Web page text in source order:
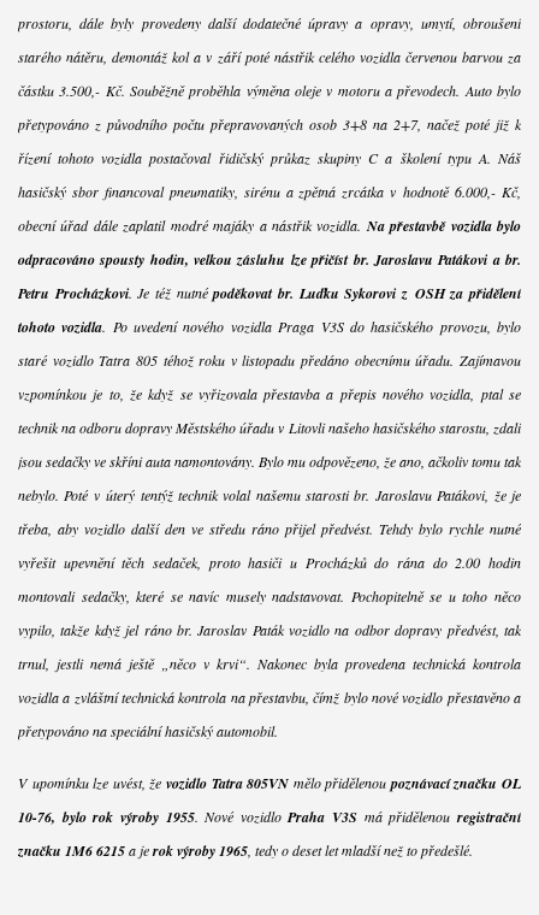
prostoru, dále byly provedeny další dodatečné úpravy a opravy, umytí, obroušení
starého nátěru, demontáž kol a v září poté nástřik celého vozidla červenou barvou za
částku 3.500,- Kč. Souběžně proběhla výměna oleje v motoru a převodech. Auto bylo
přetypováno z původního počtu přepravovaných osob 3+8 na 2+7, načež poté již k
řízení tohoto vozidla postačoval řidičský průkaz skupiny C a školení typu A. Náš
hasičský sbor financoval pneumatiky, sirénu a zpětná zrcátka v hodnotě 6.000,- Kč,
obecní úřad dále zaplatil modré majáky a nástřik vozidla. Na přestavbě vozidla bylo
odpracováno spousty hodin, velkou zásluhu lze přičíst br. Jaroslavu Patákovi a br.
Petru Procházkovi. Je též nutnépoděkovat br. Luďku Sykorovi z OSH za přidělení
tohoto vozidla. Po uvedení nového vozidla Praga V3S do hasičského provozu, bylo
staré vozidlo Tatra 805 téhož roku v listopadu předáno obecnímu úřadu. Zajímavou
vzpomínkou je to, že když se vyřizovala přestavba a přepis nového vozidla, ptal se
technik na odboru dopravy Městského úřadu v Litovli našeho hasičského starostu, zdali
jsou sedačky ve skříni auta namontovány. Bylo mu odpovězeno, že ano, ačkoliv tomu tak
nebylo. Poté v úterý tentýž technik volal našemu starosti br. Jaroslavu Patákovi, že je
třeba, aby vozidlo další den ve středu ráno přijel předvést. Tehdy bylo rychle nutné
vyřešit upevnění těch sedaček, proto hasiči u Procházků do rána do 2.00 hodin
montovali sedačky, které se navíc musely nadstavovat. Pochopitelně se u toho něco
vypilo, takže když jel ráno br. Jaroslav Paták vozidlo na odbor dopravy předvést, tak
trnul, jestli nemá ještě „něco v krvi“. Nakonec byla provedena technická kontrola
vozidla a zvláštní technická kontrola na přestavbu, čímž bylo nové vozidlo přestavěno a
přetypováno na speciální hasičský automobil.
V upomínku lze uvést, že vozidlo Tatra 805VN mělo přidělenou poznávací značku OL
10-76, bylo rok výroby 1955. Nové vozidloPraha V3S má přidělenouregistrační
značku 1M6 6215a jerok výroby 1965, tedy o deset let mladší než to předešlé.